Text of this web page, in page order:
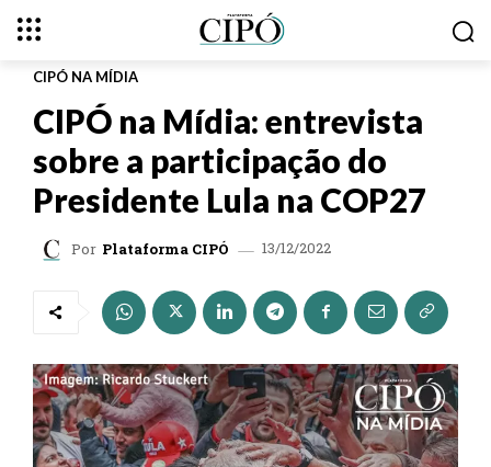
CIPÓ NA MÍDIA
CIPÓ na Mídia: entrevista
sobre a participação do
Presidente Lula na COP27
Por Plataforma CIPÓ 13/12/2022